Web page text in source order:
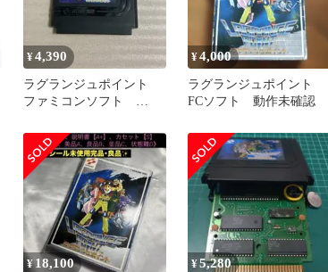
¥4,390
ラグランジュポイント
ファミコンソフト
¥4,000
ラグランジュポイント
FCソフト 動作未確認
¥18,100 ¥5,280